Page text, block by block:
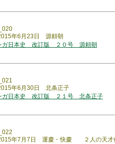
年6月23日 源頼朝
ガ日本史 改訂版 ２０号 源頼朝
年6月30日 北条正子
日本史 改訂版 ２１号 北条正子
年7月7日 運慶・快慶 ２人の天才